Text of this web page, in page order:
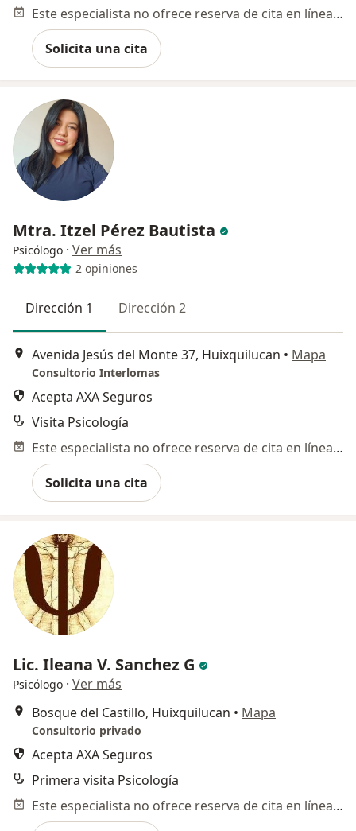
Este especialista no ofrece reserva de cita en línea en esta dirección.
Solicita una cita
Mtra. Itzel Pérez Bautista
Psicólogo · Ver más
2 opiniones
Dirección 1 Dirección 2
Avenida Jesús del Monte 37, Huixquilucan • Mapa
Consultorio Interlomas
Acepta AXA Seguros
Visita Psicología
Este especialista no ofrece reserva de cita en línea en esta dirección.
Solicita una cita
Lic. Ileana V. Sanchez G
Psicólogo · Ver más
Bosque del Castillo, Huixquilucan • Mapa
Consultorio privado
Acepta AXA Seguros
Primera visita Psicología
Este especialista no ofrece reserva de cita en línea en esta dirección.